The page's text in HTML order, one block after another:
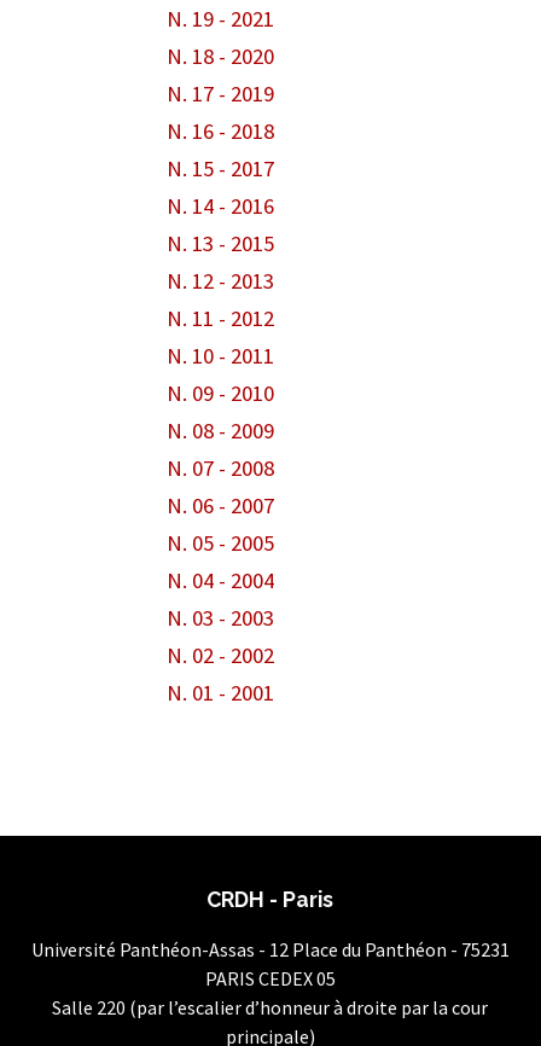
N. 19 - 2021
N. 18 - 2020
N. 17 - 2019
N. 16 - 2018
N. 15 - 2017
N. 14 - 2016
N. 13 - 2015
N. 12 - 2013
N. 11 - 2012
N. 10 - 2011
N. 09 - 2010
N. 08 - 2009
N. 07 - 2008
N. 06 - 2007
N. 05 - 2005
N. 04 - 2004
N. 03 - 2003
N. 02 - 2002
N. 01 - 2001
CRDH - Paris
Université Panthéon-Assas - 12 Place du Panthéon - 75231
PARIS CEDEX 05
Salle 220 (par l’escalier d’honneur à droite par la cour
principale)